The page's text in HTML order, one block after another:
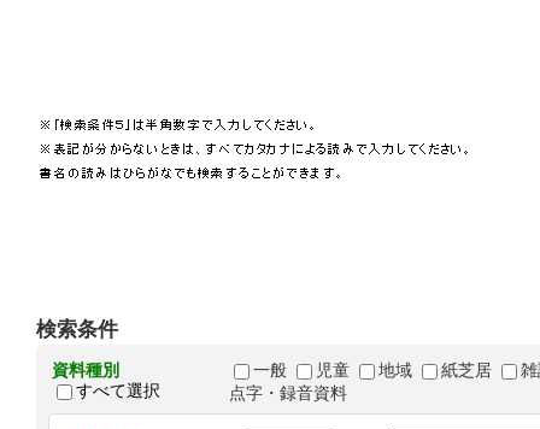
検索条件
資料種別
すべて選択
一般 児童 地域 紙芝居
点字・録音資料